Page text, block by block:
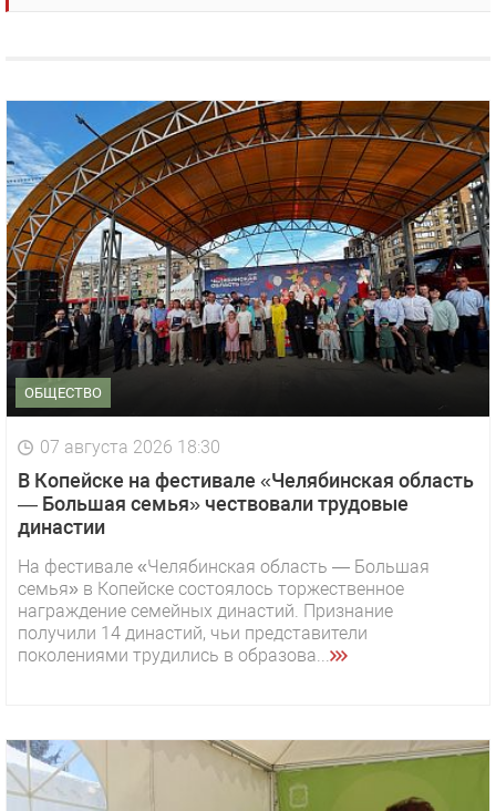
ОБЩЕСТВО
07 августа 2026 18:30
В Копейске на фестивале «Челябинская область
— Большая семья» чествовали трудовые
династии
На фестивале «Челябинская область — Большая
семья» в Копейске состоялось торжественное
награждение семейных династий. Признание
получили 14 династий, чьи представители
поколениями трудились в образова...